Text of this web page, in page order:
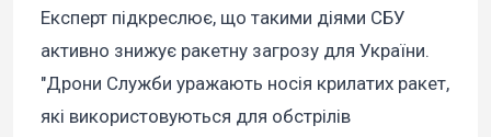
Експерт підкреслює, що такими діями СБУ
активно знижує ракетну загрозу для України.
"Дрони Служби уражають носія крилатих ракет,
які використовуються для обстрілів